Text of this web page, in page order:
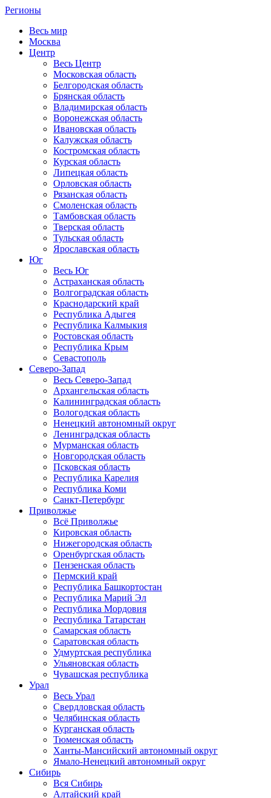
Регионы
Весь мир
Москва
Центр
Весь Центр
Московская область
Белгородская область
Брянская область
Владимирская область
Воронежская область
Ивановская область
Калужская область
Костромская область
Курская область
Липецкая область
Орловская область
Рязанская область
Смоленская область
Тамбовская область
Тверская область
Тульская область
Ярославская область
Юг
Весь Юг
Астраханская область
Волгоградская область
Краснодарский край
Республика Адыгея
Республика Калмыкия
Ростовская область
Республика Крым
Севастополь
Северо-Запад
Весь Северо-Запад
Архангельская область
Калининградская область
Вологодская область
Ненецкий автономный округ
Ленинградская область
Мурманская область
Новгородская область
Псковская область
Республика Карелия
Республика Коми
Санкт-Петербург
Приволжье
Всё Приволжье
Кировская область
Нижегородская область
Оренбургская область
Пензенская область
Пермский край
Республика Башкортостан
Республика Марий Эл
Республика Мордовия
Республика Татарстан
Самарская область
Саратовская область
Удмуртская республика
Ульяновская область
Чувашская республика
Урал
Весь Урал
Свердловская область
Челябинская область
Курганская область
Тюменская область
Ханты-Мансийский автономный округ
Ямало-Ненецкий автономный округ
Сибирь
Вся Сибирь
Алтайский край